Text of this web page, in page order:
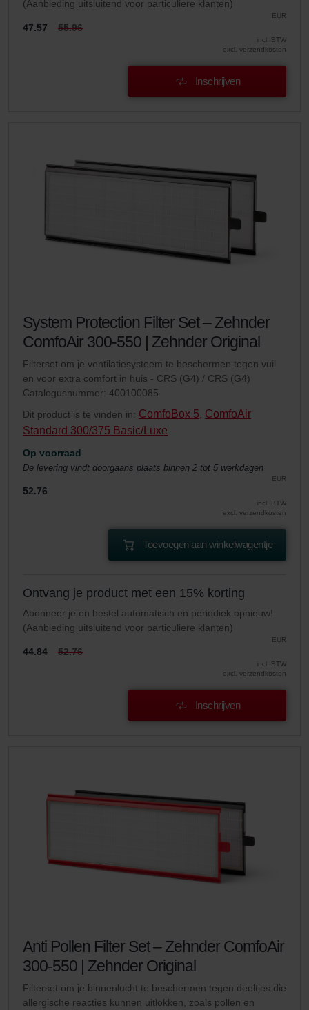
(Aanbieding uitsluitend voor particuliere klanten)
EUR
47.57 55.96
incl. BTW
excl. verzendkosten
Inschrijven
System Protection Filter Set – Zehnder
ComfoAir 300-550 | Zehnder Original
Filterset om je ventilatiesysteem te beschermen tegen vuil
en voor extra comfort in huis - CRS (G4) / CRS (G4)
Catalogusnummer: 400100085
Dit product is te vinden in: ComfoBox 5 ComfoAir
Standard 300/375 Basic/Luxe
Op voorraad
De levering vindt doorgaans plaats binnen 2 tot 5 werkdagen
EUR
52.76
incl. BTW
excl. verzendkosten
Toevoegen aan winkelwagentje
Ontvang je product met een 15% korting
Abonneer je en bestel automatisch en periodiek opnieuw!
(Aanbieding uitsluitend voor particuliere klanten)
EUR
44.84 52.76
incl. BTW
excl. verzendkosten
Inschrijven
Anti Pollen Filter Set – Zehnder ComfoAir
300-550 | Zehnder Original
Filterset om je binnenlucht te beschermen tegen deeltjes die
allergische reacties kunnen uitlokken, zoals pollen en